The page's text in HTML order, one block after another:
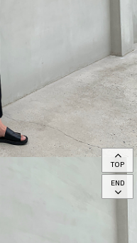
TOP
END